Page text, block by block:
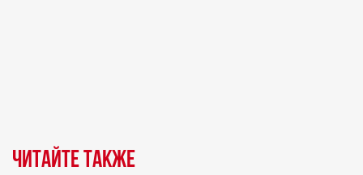
Читайте также